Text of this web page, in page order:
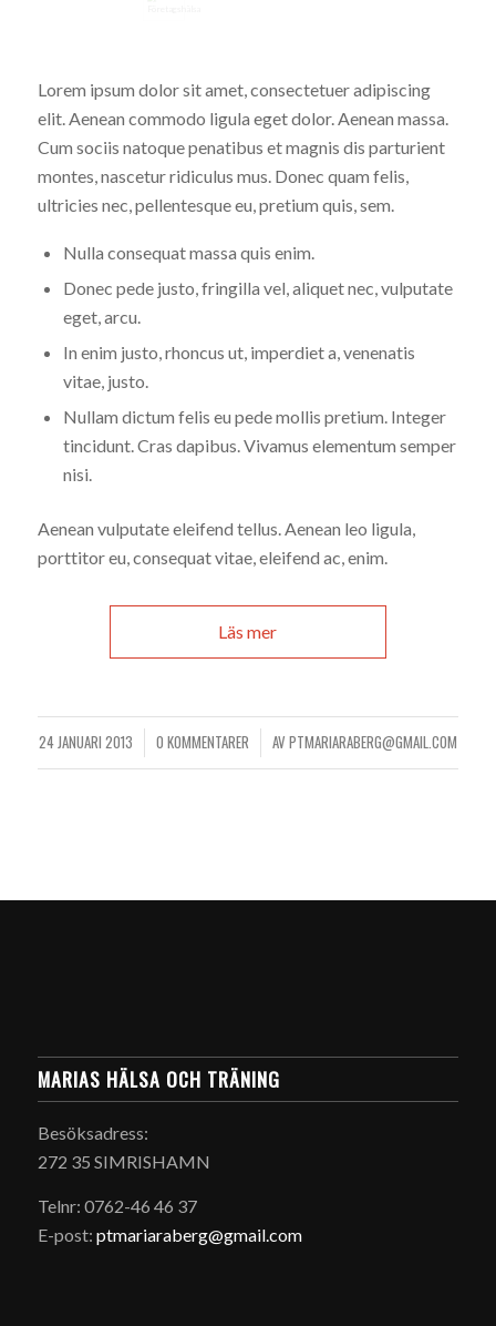
Lorem ipsum dolor sit amet, consectetuer adipiscing
elit. Aenean commodo ligula eget dolor. Aenean massa.
Cum sociis natoque penatibus et magnis dis parturient
montes, nascetur ridiculus mus. Donec quam felis,
ultricies nec, pellentesque eu, pretium quis, sem.
Nulla consequat massa quis enim.
Donec pede justo, fringilla vel, aliquet nec, vulputate
eget, arcu.
In enim justo, rhoncus ut, imperdiet a, venenatis
vitae, justo.
Nullam dictum felis eu pede mollis pretium. Integer
tincidunt. Cras dapibus. Vivamus elementum semper
nisi.
Aenean vulputate eleifend tellus. Aenean leo ligula,
porttitor eu, consequat vitae, eleifend ac, enim.
Läs mer
24 JANUARI 2013
/ 0 KOMMENTARER
/ AV PTMARIARABERG@GMAIL.COM
MARIAS HÄLSA OCH TRÄNING
Besöksadress:
272 35 SIMRISHAMN
Telnr: 0762-46 46 37
E-post: ptmariaraberg@gmail.com